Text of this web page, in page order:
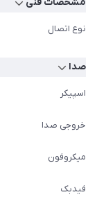
نوع اتصال
صدا
اسپیکر
خروجی صدا
میکروفون
فیدبک